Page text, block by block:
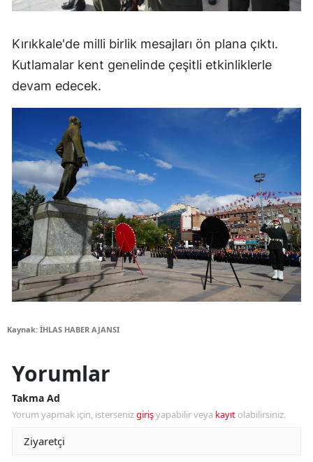
Kırıkkale'de milli birlik mesajları ön plana çıktı.
Kutlamalar kent genelinde çeşitli etkinliklerle
devam edecek.
Kaynak: İHLAS HABER AJANSI
Yorumlar
Takma Ad
Yorum yapmak için, istersenizgirişyapabilir veya kayıt olabilirsiniz.